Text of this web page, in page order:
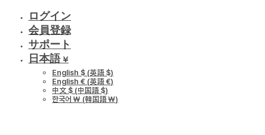
ログイン
会員登録
サポート
日本語 ¥
English $ (英語 $)
English € (英語 €)
中文 $ (中国語 $)
한국어 ￦ (韓国語 ￦)